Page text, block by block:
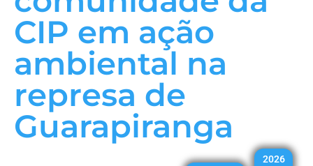
CIP em ação
ambiental na
represa de
Guarapiranga
2026